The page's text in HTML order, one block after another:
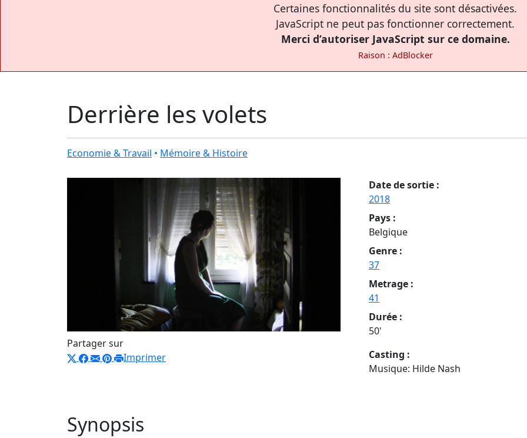
Certaines fonctionnalités du site sont désactivées.
JavaScript ne peut pas fonctionner correctement.
Merci d’autoriser JavaScript sur ce domaine.
Raison : AdBlocker
Derrière les volets
Economie & Travail • Mémoire & Histoire
Partager sur
Imprimer
Date de sortie :
2018
Pays :
Belgique
Genre :
37
Metrage :
41
Durée :
50'
Casting :
Musique: Hilde Nash
Synopsis